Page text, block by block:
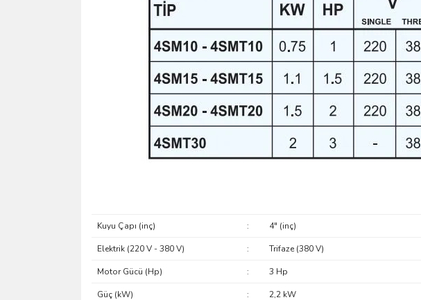
Kuyu Çapı (inç) : 4" (inç)
Elektrik (220 V - 380 V) : Trifaze (380 V)
Motor Gücü (Hp) : 3 Hp
Güç (kW) : 2,2 kW